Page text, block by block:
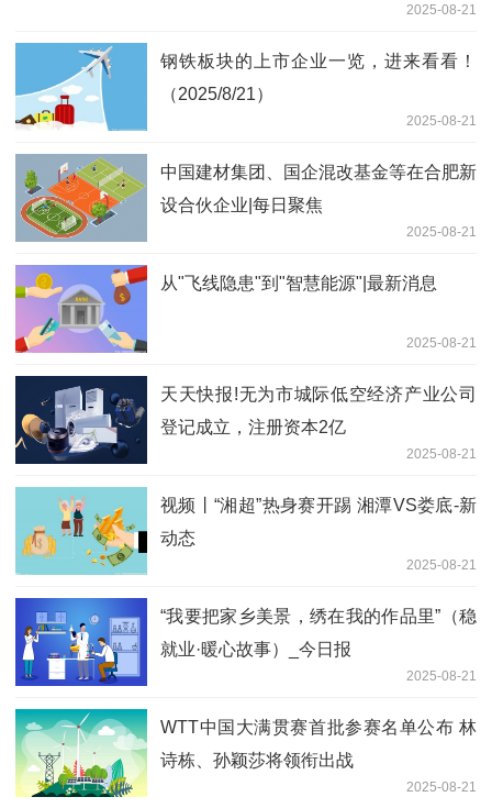
2025-08-21
钢铁板块的上市企业一览，进来看看！
（2025/8/21）
2025-08-21
中国建材集团、国企混改基金等在合肥新
设合伙企业|每日聚焦
2025-08-21
从"飞线隐患"到"智慧能源"|最新消息
2025-08-21
天天快报!无为市城际低空经济产业公司
登记成立，注册资本2亿
2025-08-21
视频丨“湘超”热身赛开踢 湘潭VS娄底-新
动态
2025-08-21
“我要把家乡美景，绣在我的作品里”（稳
就业·暖心故事）_今日报
2025-08-21
WTT中国大满贯赛首批参赛名单公布 林
诗栋、孙颖莎将领衔出战
2025-08-21